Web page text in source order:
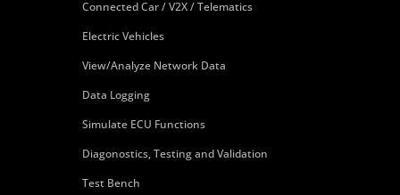
Connected Car / V2X / Telematics
Electric Vehicles
View/Analyze Network Data
Data Logging
Simulate ECU Functions
Diagonostics, Testing and Validation
Test Bench